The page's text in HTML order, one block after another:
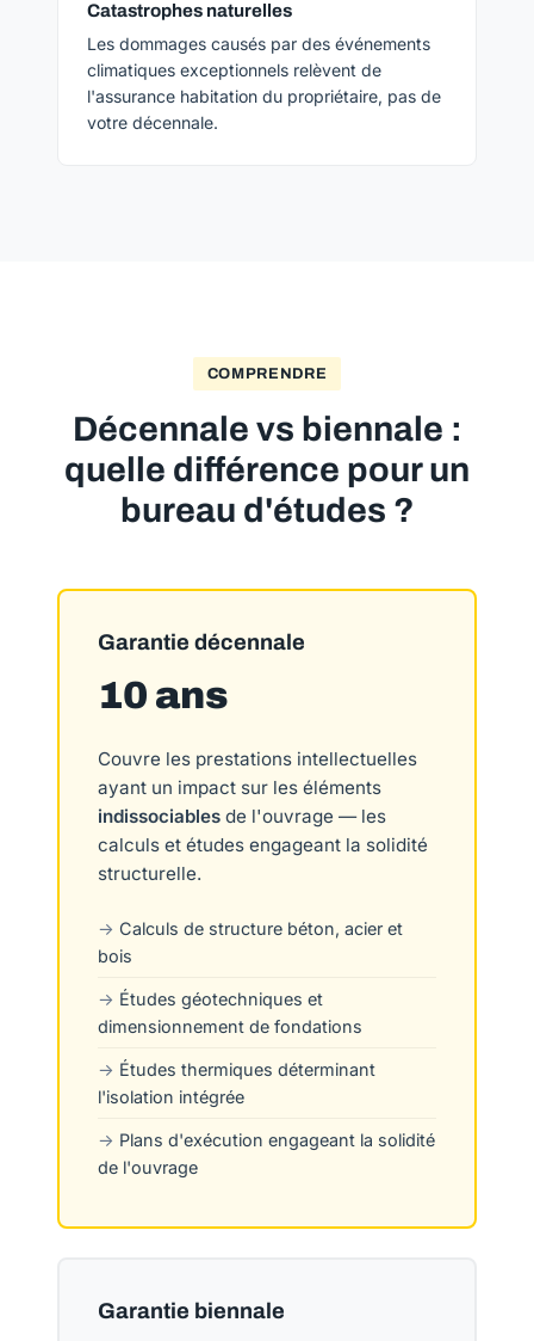
Catastrophes naturelles
Les dommages causés par des événements
climatiques exceptionnels relèvent de
l'assurance habitation du propriétaire, pas de
votre décennale.
COMPRENDRE
Décennale vs biennale :
quelle différence pour un
bureau d'études ?
Garantie décennale
10 ans
Couvre les prestations intellectuelles
ayant un impact sur les éléments
indissociables de l'ouvrage — les
calculs et études engageant la solidité
structurelle.
Calculs de structure béton, acier et
bois
Études géotechniques et
dimensionnement de fondations
Études thermiques déterminant
l'isolation intégrée
Plans d'exécution engageant la solidité
de l'ouvrage
Garantie biennale